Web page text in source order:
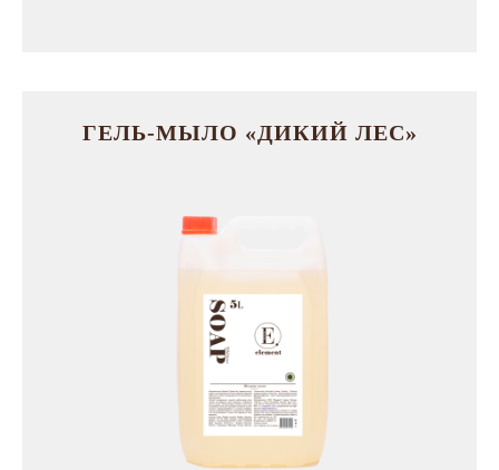
ГЕЛЬ-МЫЛО «ДИКИЙ ЛЕС»